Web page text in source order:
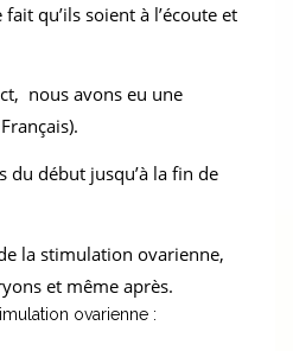
qu’ils soient à l’écoute et
nous avons eu une
du début jusqu’à la fin de
la stimulation ovarienne,
et même après.
ovarienne :